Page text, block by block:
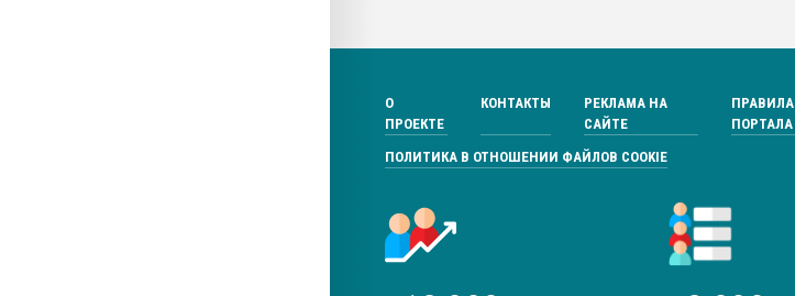
О
ПРОЕКТЕ
КОНТАКТЫ
РЕКЛАМА НА
САЙТЕ
ПРАВИЛА
ПОРТАЛА
ПОЛИТИКА В ОТНОШЕНИИ ФАЙЛОВ COOKIE